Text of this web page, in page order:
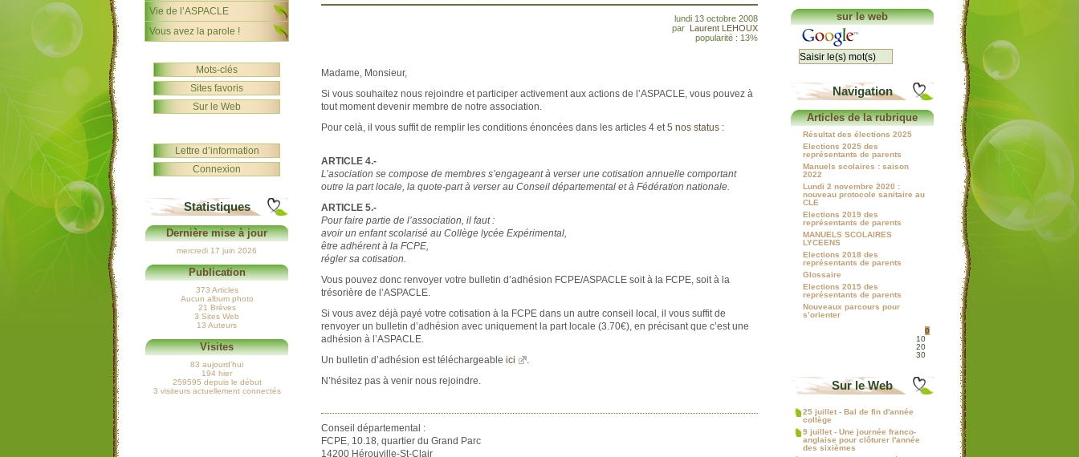
lundi 13 octobre 2008
par Laurent LEHOUX
popularité : 13%
Madame, Monsieur,
Si vous souhaitez nous rejoindre et participer activement aux actions de l’ASPACLE, vous pouvez à
tout moment devenir membre de notre association.
Pour celà, il vous suffit de remplir les conditions énoncées dans les articles 4 et 5 nos status :
ARTICLE 4.-
L’asociation se compose de membres s’engageant à verser une cotisation annuelle comportant
outre la part locale, la quote-part à verser au Conseil départemental et à Fédération nationale.
ARTICLE 5.-
Pour faire partie de l’association, il faut :
avoir un enfant scolarisé au Collège lycée Expérimental,
être adhérent à la FCPE,
régler sa cotisation.
Vous pouvez donc renvoyer votre bulletin d’adhésion FCPE/ASPACLE soit à la FCPE, soit à la
trésorière de l’ASPACLE.
Si vous avez déjà payé votre cotisation à la FCPE dans un autre conseil local, il vous suffit de
renvoyer un bulletin d’adhésion avec uniquement la part locale (3.70€), en précisant que c’est une
adhésion à l’ASPACLE.
Un bulletin d’adhésion est téléchargeable ici
.
N’hésitez pas à venir nous rejoindre.
Conseil départemental :
FCPE, 10.18, quartier du Grand Parc
14200 Hérouville-St-Clair
Vie de l’ASPACLE
Vous avez la parole !
Mots-clés
Sites favoris
Sur le Web
Lettre d’information
Connexion
Statistiques
Dernière mise à jour
mercredi 17 juin 2026
Publication
373 Articles
Aucun album photo
21 Brèves
3 Sites Web
13 Auteurs
Visites
83 aujourd’hui
194 hier
259595 depuis le début
3 visiteurs actuellement connectés
sur le web
Navigation
Articles de la rubrique
Résultat des élections 2025
Elections 2025 des
représentants de parents
Manuels scolaires : saison
2022
Lundi 2 novembre 2020 :
nouveau protocole sanitaire au
CLE
Elections 2019 des
représentants de parents
MANUELS SCOLAIRES
LYCEENS
Elections 2018 des
représentants de parents
Glossaire
Elections 2015 des
représentants de parents
Nouveaux parcours pour
s’orienter
0
10
20
30
Sur le Web
25 juillet - Bal de fin d'année
collège
9 juillet - Une journée franco-
anglaise pour clôturer l'année
des sixièmes